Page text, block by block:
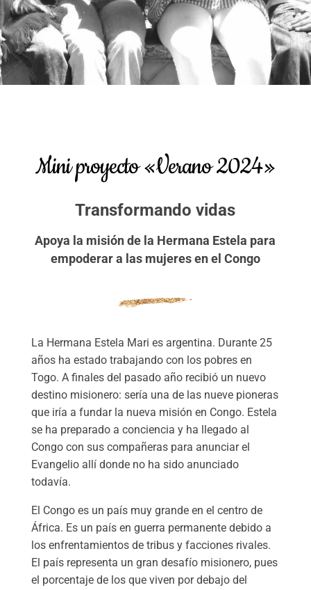
Mini proyecto «Verano 2024»
Transformando vidas
Apoya la misión de la Hermana Estela para
empoderar a las mujeres en el Congo
La Hermana Estela Mari es argentina. Durante 25
años ha estado trabajando con los pobres en
Togo. A finales del pasado año recibió un nuevo
destino misionero: sería una de las nueve pioneras
que iría a fundar la nueva misión en Congo. Estela
se ha preparado a conciencia y ha llegado al
Congo con sus compañeras para anunciar el
Evangelio allí donde no ha sido anunciado
todavía.
El Congo es un país muy grande en el centro de
África. Es un país en guerra permanente debido a
los enfrentamientos de tribus y facciones rivales.
El país representa un gran desafío misionero, pues
el porcentaje de los que viven por debajo del